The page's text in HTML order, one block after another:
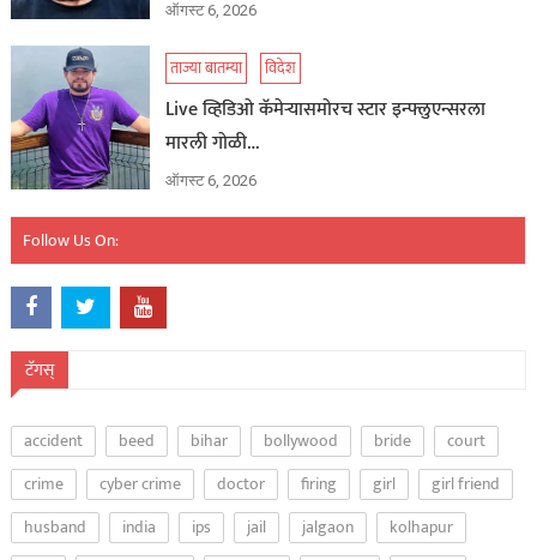
ऑगस्ट 6, 2026
ताज्या बातम्या विदेश
Live व्हिडिओ कॅमेऱ्यासमोरच स्टार इन्फ्लुएन्सरला
मारली गोळी…
ऑगस्ट 6, 2026
Follow Us On:
टॅगस्
accident beed bihar bollywood bride
court
crime
cyber crime doctor firing girl
girl friend
husband
india ips jail jalgaon
kolhapur